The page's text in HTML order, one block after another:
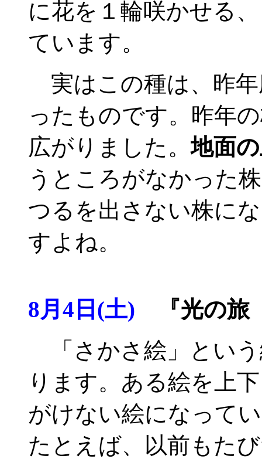
に花を１輪咲かせる
ています。
実はこの種は、昨
ったものです。昨年
広がりました。地面
うところがなかった
つるを出さない株に
すよね。
8月4日(土) 『光の旅
「さかさ絵」とい
ります。ある絵を上
がけない絵になって
たとえば、以前もた